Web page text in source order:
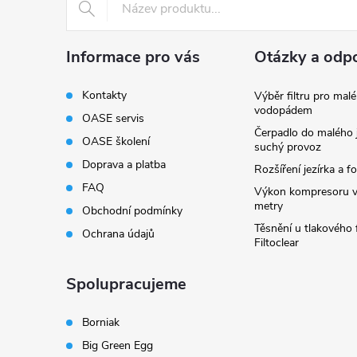
Informace pro vás
Kontakty
OASE servis
OASE školení
Doprava a platba
FAQ
Obchodní podmínky
Ochrana údajů
Otázky a
Výběr filtru pro
vodopádem
Čerpadlo do malého
suchý provoz
Rozšíření jezírka a
Výkon kompresoru
metry
Těsnění u tlakového
Filtoclear
Spolupracujeme
Borniak
Big Green Egg